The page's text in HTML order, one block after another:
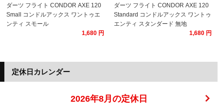
ダーツ フライト CONDOR AXE 120
Small コンドルアックス ワントゥエ
ンティ スモール
1,680 円
ダーツ フライト CONDOR AXE 120
Standard コンドルアックス ワントゥ
エンティ スタンダード 無地
1,680 円
定休日カレンダー
2026年8月の定休日